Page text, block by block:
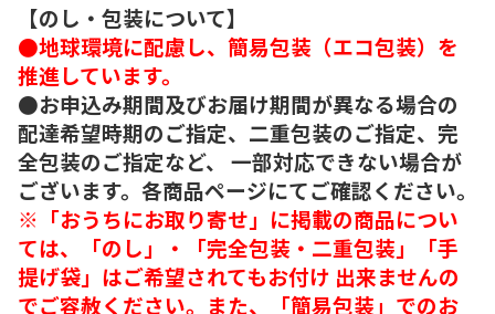
【のし・包装について】
●地球環境に配慮し、簡易包装（エコ包装）を
推進しています。
●お申込み期間及びお届け期間が異なる場合の
配達希望時期のご指定、二重包装のご指定、完
全包装のご指定など、 一部対応できない場合が
ございます。各商品ページにてご確認ください。
※「おうちにお取り寄せ」に掲載の商品につい
ては、「のし」・「完全包装・二重包装」「手
提げ袋」はご希望されてもお付け 出来ませんの
でご容赦ください。また、「簡易包装」でのお